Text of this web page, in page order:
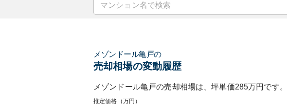
メゾンドール亀戸の
売却相場の変動履歴
メゾンドール亀戸の売却相場は、坪単価285万円です。
推定価格（万円）